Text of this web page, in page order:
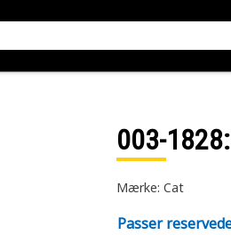
003-1828
Mærke: Cat
Passer